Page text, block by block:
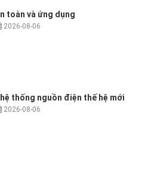
toàn và ứng dụng
2026-08-06
hệ thống nguồn điện thế hệ mới
2026-08-06